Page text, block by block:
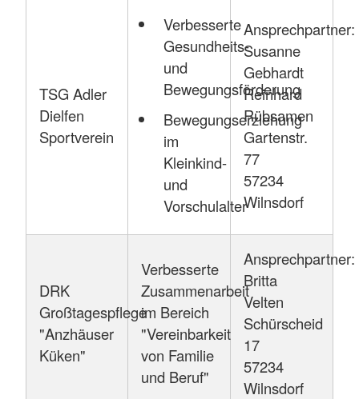
TSG Adler
Dielfen
Sportverein
Verbesserte
Gesundheits-
und
Bewegungsförderung
Bewegungserziehung
im
Kleinkind-
und
Vorschulalter
Ansprechpartner:
Susanne
Gebhardt
Reinhard
Rübsamen
Gartenstr.
77
57234
Wilnsdorf
DRK
Großtagespflege
"Anzhäuser
Küken"
Verbesserte
Zusammenarbeit
im Bereich
"Vereinbarkeit
von Familie
und Beruf"
Ansprechpartner:
Britta
Velten
Schürscheid
17
57234
Wilnsdorf